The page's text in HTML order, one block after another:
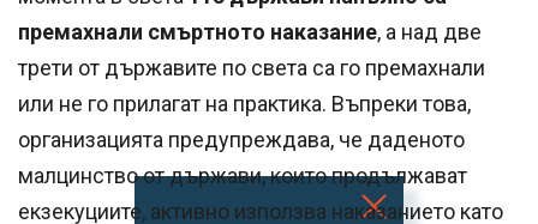
премахнали смъртното наказание, а над две
трети от държавите по света са го премахнали
или не го прилагат на практика. Въпреки това,
организацията предупреждава, че даденото
малцинство от държави, които продължават
екзекуциите, активно използва наказанието като